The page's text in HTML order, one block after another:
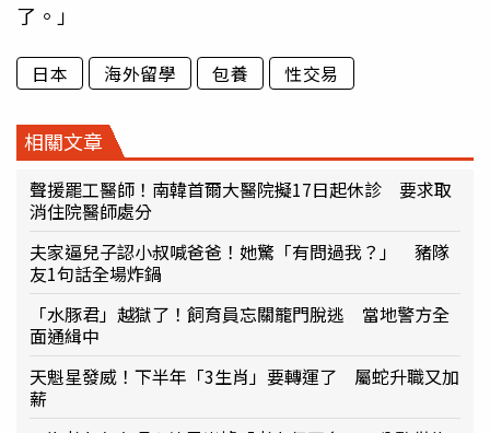
了。」
日本 海外留學 包養 性交易
相關文章
聲援罷工醫師！南韓首爾大醫院擬17日起休診 要求取
消住院醫師處分
夫家逼兒子認小叔喊爸爸！她驚「有問過我？」 豬隊
友1句話全場炸鍋
「水豚君」越獄了！飼育員忘關籠門脫逃 當地警方全
面通緝中
天魁星發威！下半年「3生肖」要轉運了 屬蛇升職又加
薪